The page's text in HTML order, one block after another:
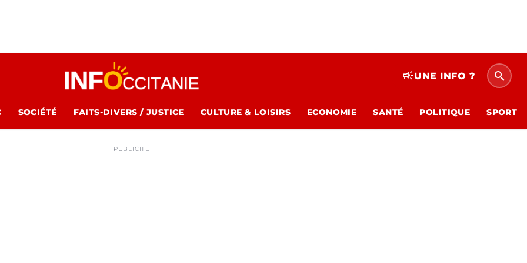
campaignUNE INFO ? search
SOCIÉTÉ FAITS-DIVERS / JUSTICE CULTURE & LOISIRS ECONOMIE SANTÉ POLITIQUE SPORT
PUBLICITÉ